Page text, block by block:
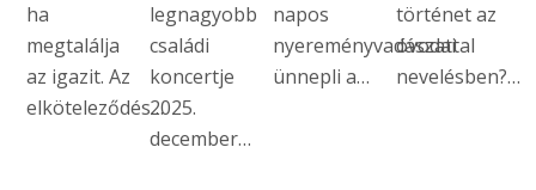
ha
megtalálja
az igazit. Az
elköteleződés…
legnagyobb
családi
koncertje
2025.
december…
napos
nyereményvadászattal
ünnepli a…
történet az
óvodai
nevelésben?…